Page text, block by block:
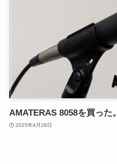
AMATERAS 8058を買った。
2025年4月28日